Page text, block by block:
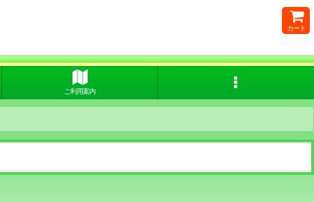
カート
ご利用案内